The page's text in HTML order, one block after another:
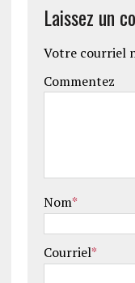
Laissez un
Votre courriel
Commentez
Nom*
Courriel*